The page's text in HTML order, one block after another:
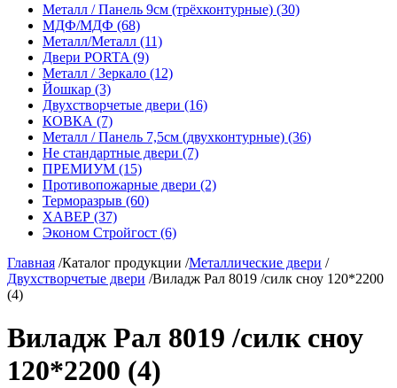
Металл / Панель 9см (трёхконтурные) (30)
МДФ/МДФ (68)
Металл/Металл (11)
Двери PORTA (9)
Металл / Зеркало (12)
Йошкар (3)
Двухстворчетые двери (16)
КОВКА (7)
Металл / Панель 7,5см (двухконтурные) (36)
Не стандартные двери (7)
ПРЕМИУМ (15)
Противопожарные двери (2)
Терморазрыв (60)
ХАВЕР (37)
Эконом Стройгост (6)
Главная /Каталог продукции /Металлические двери /
Двухстворчетые двери /Виладж Рал 8019 /силк сноу 120*2200
(4)
Виладж Рал 8019 /силк сноу
120*2200 (4)